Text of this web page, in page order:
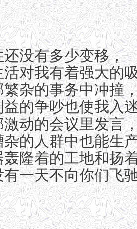
没有多少变移，
对我有着强大的
杂的事务中冲撞
的争吵也使我入
动的会议里发言
的人群中也能生
隆着的工地和扬
有一天不向你们